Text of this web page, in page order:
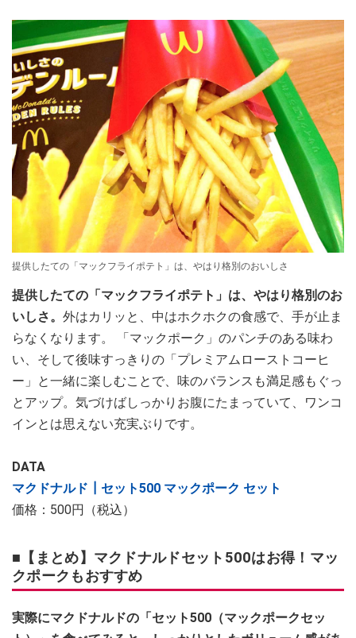
提供したての「マックフライポテト」は、やはり格別のおいしさ
提供したての「マックフライポテト」は、やはり格別のお
いしさ。 外はカリッと、中はホクホクの食感で、手が止ま
らなくなります。 「マックポーク」のパンチのある味わ
い、そして後味すっきりの「プレミアムローストコーヒ
ー」と一緒に楽しむことで、味のバランスも満足感もぐっ
とアップ。気づけばしっかりお腹にたまっていて、ワンコ
インとは思えない充実ぶりです。
DATA
マクドナルド┃セット500 マックポーク セット
価格：500円（税込）
■【まとめ】マクドナルドセット500はお得！マッ
クポークもおすすめ
実際にマクドナルドの「セット500（マックポークセッ